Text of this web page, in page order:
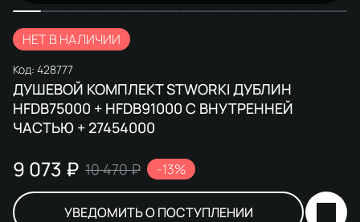
НЕТ В НАЛИЧИИ
Код: 428777
ДУШЕВОЙ КОМПЛЕКТ STWORKI ДУБЛИН
HFDB75000 + HFDB91000 С ВНУТРЕННЕЙ
ЧАСТЬЮ + 27454000
9 073 ₽ 10 470 ₽ -13%
УВЕДОМИТЬ О ПОСТУПЛЕНИИ